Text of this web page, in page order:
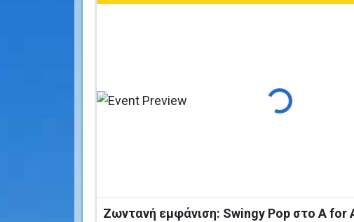
Φόρτωση...
Ζωντανή εμφάνιση: Swingy Pop στο A for